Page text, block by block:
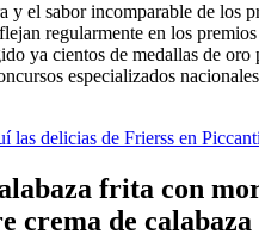
y el sabor incomparable de los
regularmente en los
ya cientos de medallas de oro
especializados
las delicias de Frierss en
frita con
crema de calabaza